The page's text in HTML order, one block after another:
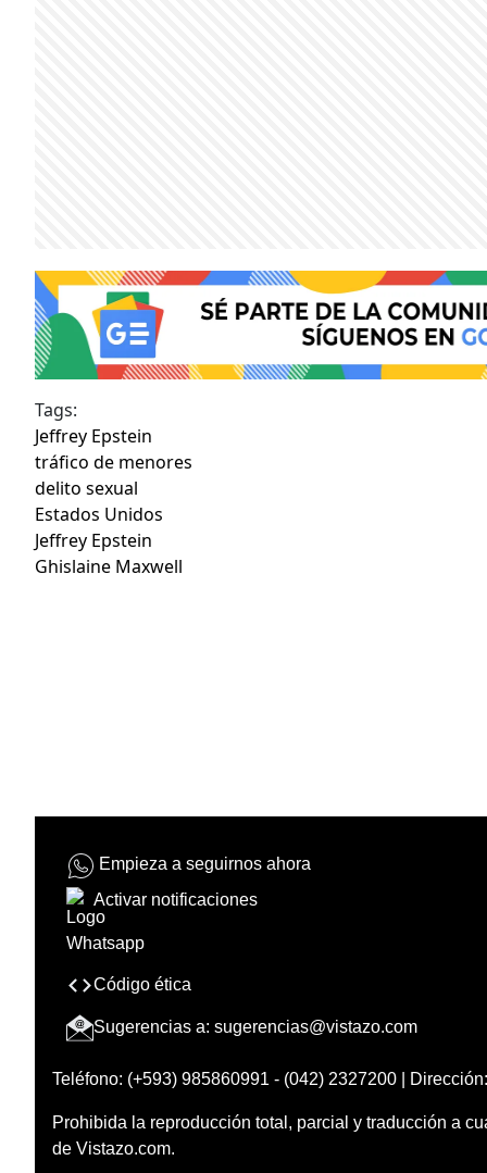
Tags:
Jeffrey Epstein
tráfico de menores
delito sexual
Estados Unidos
Jeffrey Epstein
Ghislaine Maxwell
Empieza a seguirnos ahora
Activar notificaciones
Código ética
Sugerencias a: sugerencias@vistazo.com
Teléfono: (+593) 985860991 - (042) 2327200 |
Prohibida la reproducción total, parcial y traducción a
de Vistazo.com.